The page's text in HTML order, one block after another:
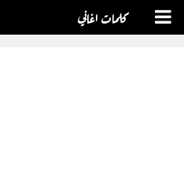
كلمات اغاني